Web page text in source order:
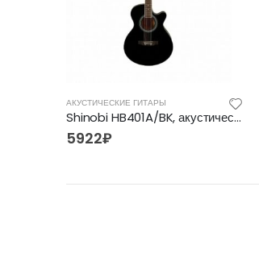
АКУСТИЧЕСКИЕ ГИТАРЫ
Shinobi HB401A/BK, акустическая гитара
5922₽